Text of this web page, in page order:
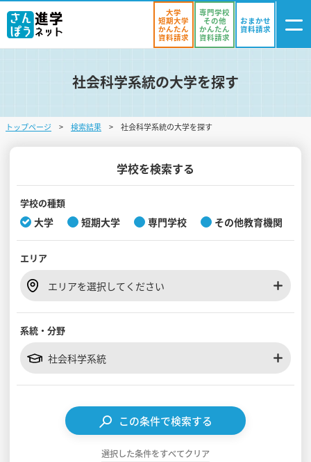
ログイン
・登録
気になる
学校を探す
オープンキャンパスを探す
入試・受験入門
見学会WEB手引書
大学
短期大学
かんたん
資料請求
専門学校
その他
かんたん
資料請求
おまかせ
資料請求
社会科学系統の大学を探す
トップページ 検索結果 社会科学系統の大学を探す
学校を検索する
学校の種類
大学 短期大学 専門学校 その他教育機関
エリア
エリアを選択してください
系統・分野
社会科学系統
この条件で検索する
選択した条件をすべてクリア